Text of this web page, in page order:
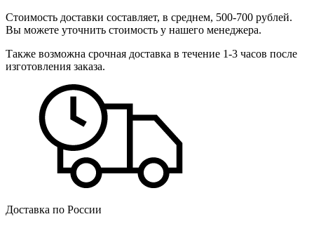
Стоимость доставки составляет, в среднем, 500-700 рублей.
Вы можете уточнить стоимость у нашего менеджера.
Также возможна срочная доставка в течение 1-3 часов после
изготовления заказа.
Доставка по России